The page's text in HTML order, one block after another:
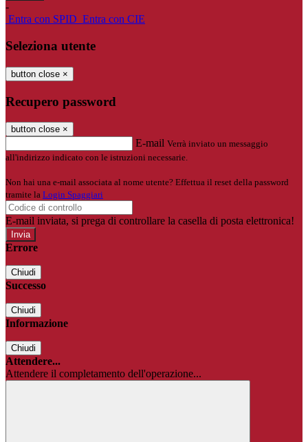
-
Entra con SPID Entra con CIE
Seleziona utente
button close ×
Recupero password
button close ×
E-mail Verrà inviato un messaggio
all'indirizzo indicato con le istruzioni necessarie.
Non hai una e-mail associata al nome utente? Effettua il reset della password
tramite la Login Spaggiari
E-mail inviata, si prega di controllare la casella di posta elettronica!
Errore
Chiudi
Successo
Chiudi
Informazione
Chiudi
Attendere...
Attendere il completamento dell'operazione...